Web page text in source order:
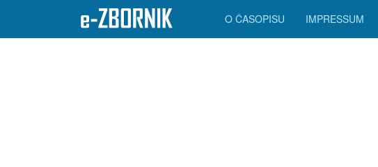
O ČASOPISU IMPRESSUM